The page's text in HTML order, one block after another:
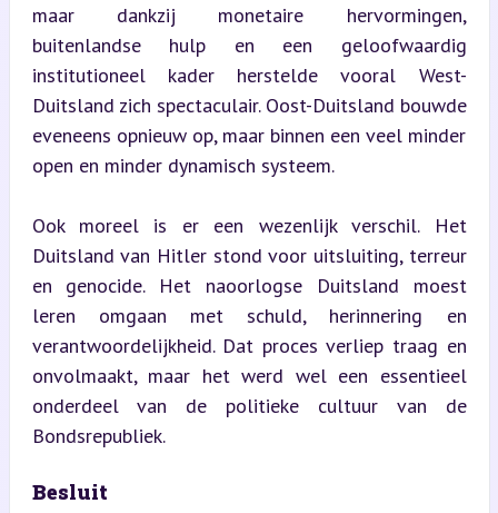
maar dankzij monetaire hervormingen,
buitenlandse hulp en een geloofwaardig
institutioneel kader herstelde vooral West-
Duitsland zich spectaculair. Oost-Duitsland bouwde
eveneens opnieuw op, maar binnen een veel minder
open en minder dynamisch systeem.
Ook moreel is er een wezenlijk verschil. Het
Duitsland van Hitler stond voor uitsluiting, terreur
en genocide. Het naoorlogse Duitsland moest
leren omgaan met schuld, herinnering en
verantwoordelijkheid. Dat proces verliep traag en
onvolmaakt, maar het werd wel een essentieel
onderdeel van de politieke cultuur van de
Bondsrepubliek.
Besluit